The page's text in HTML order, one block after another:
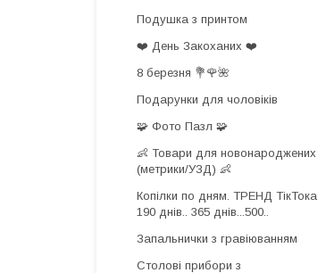
Подушка з принтом
❤️ День Закоханих ❤️
8 березня 💐🌹🌺
Подарунки для чоловіків
🧩 Фото Пазл 🧩
👶 Товари для новонароджених
(метрики/УЗД) 👶
Копілки по дням. ТРЕНД ТікТока
190 днів.. 365 днів...500..
Запальнички з гравіюванням
Столові прибори з